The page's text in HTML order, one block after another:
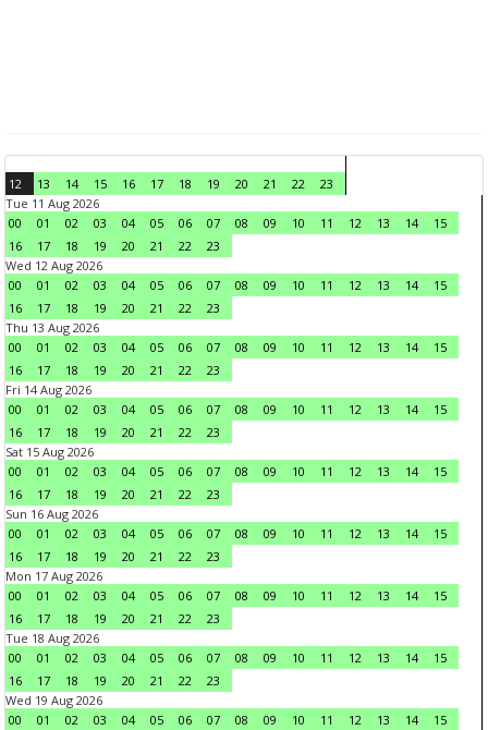
12 13 14 15 16 17 18 19 20 21 22
23
Tue 11 Aug 2026
00
01 02 03 04 05 06 07 08 09 10 11 12 13 14
15
16
17 18 19 20 21 22
23
Wed 12 Aug 2026
00
01 02 03 04 05 06 07 08 09 10 11 12 13 14
15
16
17 18 19 20 21 22
23
Thu 13 Aug 2026
00
01 02 03 04 05 06 07 08 09 10 11 12 13 14
15
16
17 18 19 20 21 22
23
Fri 14 Aug 2026
00
01 02 03 04 05 06 07 08 09 10 11 12 13 14
15
16
17 18 19 20 21 22
23
Sat 15 Aug 2026
00
01 02 03 04 05 06 07 08 09 10 11 12 13 14
15
16
17 18 19 20 21 22
23
Sun 16 Aug 2026
00
01 02 03 04 05 06 07 08 09 10 11 12 13 14
15
16
17 18 19 20 21 22
23
Mon 17 Aug 2026
00
01 02 03 04 05 06 07 08 09 10 11 12 13 14
15
16
17 18 19 20 21 22
23
Tue 18 Aug 2026
00
01 02 03 04 05 06 07 08 09 10 11 12 13 14
15
16
17 18 19 20 21 22
23
Wed 19 Aug 2026
00
01 02 03 04 05 06 07 08 09 10 11 12 13 14 15